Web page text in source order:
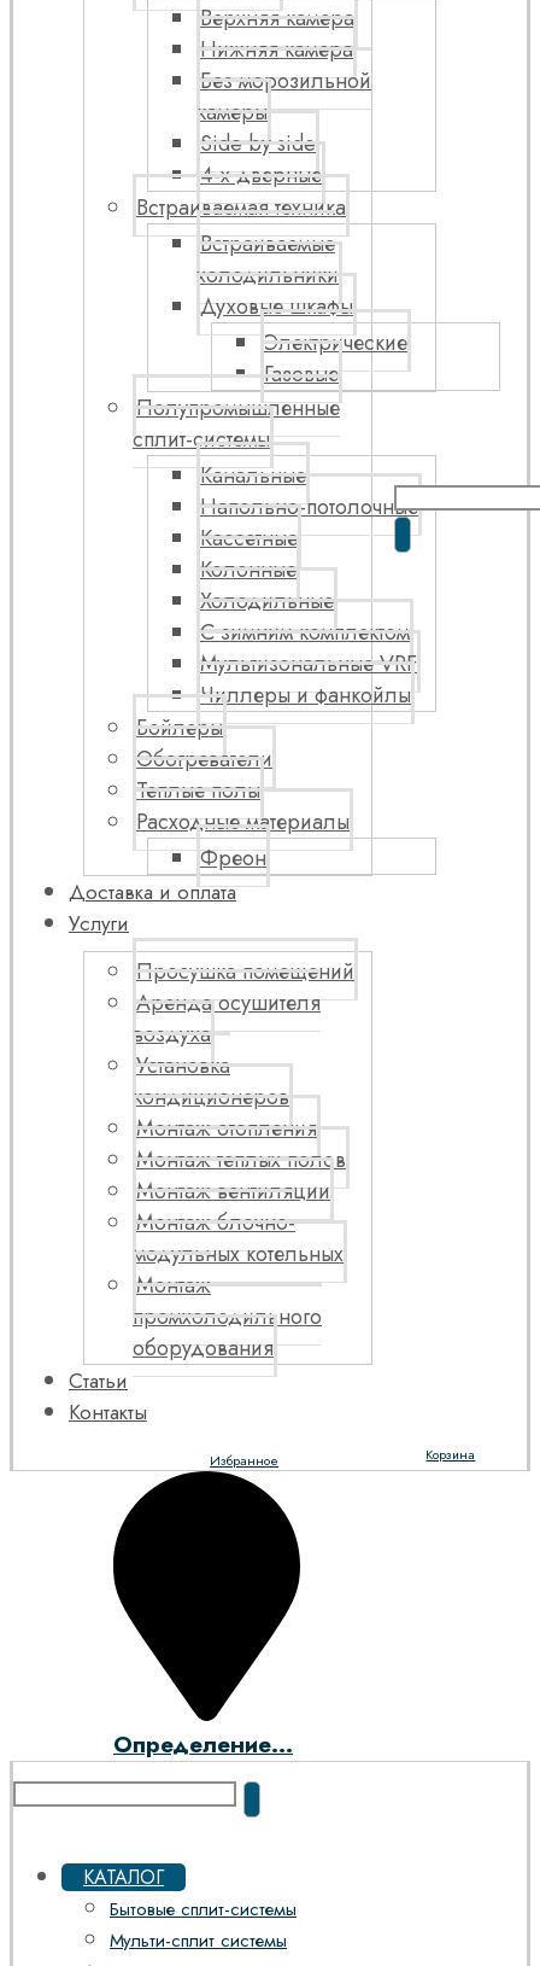
Верхняя камера
Нижняя камера
Без морозильной
камеры
Side by side
4-х дверные
Встраиваемая техника
Встраиваемые
холодильники
Духовые шкафы
Электрические
Газовые
Полупромышленные
сплит-системы
Канальные
Напольно-потолочные
Кассетные
Колонные
Холодильные
С зимним комплектом
Мультизональные VRF
Чиллеры и фанкойлы
Бойлеры
Обогреватели
Теплые полы
Расходные материалы
Фреон
Доставка и оплата
Услуги
Просушка помещений
Аренда осушителя
воздуха
Установка
кондиционеров
Монтаж отопления
Монтаж теплых полов
Монтаж вентиляции
Монтаж блочно-
модульных котельных
Монтаж
промхолодильного
оборудования
Статьи
Контакты
Корзина
Избранное
Определение...
КАТАЛОГ
Бытовые сплит-системы
Мульти-сплит системы